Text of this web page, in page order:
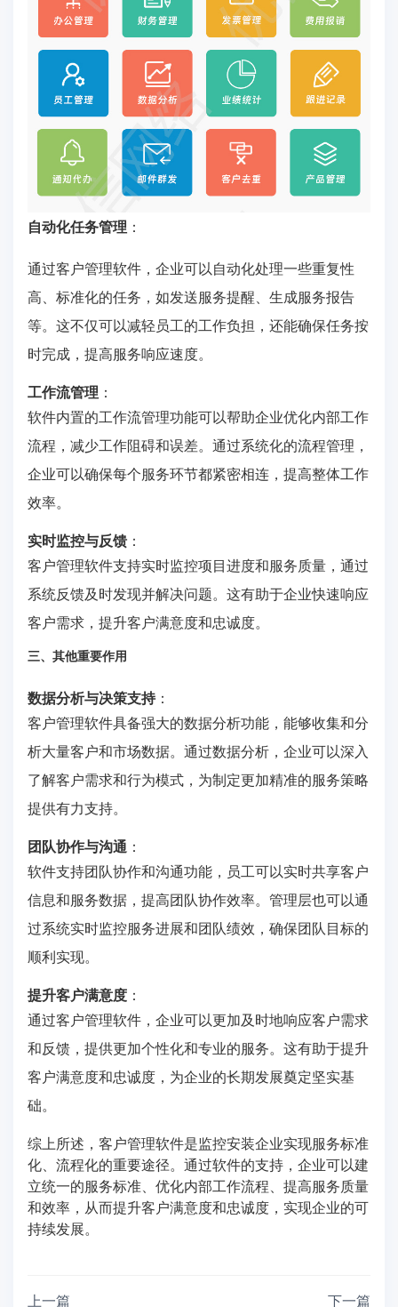
自动化任务管理 ：
通过客户管理软件，企业可以自动化处理一些重复性
高、标准化的任务，如发送服务提醒、生成服务报告
等。这不仅可以减轻员工的工作负担，还能确保任务按
时完成，提高服务响应速度。
工作流管理 ：
软件内置的工作流管理功能可以帮助企业优化内部工作
流程，减少工作阻碍和误差。通过系统化的流程管理，
企业可以确保每个服务环节都紧密相连，提高整体工作
效率。
实时监控与反馈 ：
客户管理软件支持实时监控项目进度和服务质量，通过
系统反馈及时发现并解决问题。这有助于企业快速响应
客户需求，提升客户满意度和忠诚度。
三、其他重要作用
数据分析与决策支持：
客户管理软件具备强大的数据分析功能，能够收集和分
析大量客户和市场数据。通过数据分析，企业可以深入
了解客户需求和行为模式，为制定更加精准的服务策略
提供有力支持。
团队协作与沟通 ：
软件支持团队协作和沟通功能，员工可以实时共享客户
信息和服务数据，提高团队协作效率。管理层也可以通
过系统实时监控服务进展和团队绩效，确保团队目标的
顺利实现。
提升客户满意度 ：
通过客户管理软件，企业可以更加及时地响应客户需求
和反馈，提供更加个性化和专业的服务。这有助于提升
客户满意度和忠诚度，为企业的长期发展奠定坚实基
础。
综上所述，客户管理软件是监控安装企业实现服务标准
化、流程化的重要途径。通过软件的支持，企业可以建
立统一的服务标准、优化内部工作流程、提高服务质量
和效率，从而提升客户满意度和忠诚度，实现企业的可
持续发展。
上一篇 下一篇